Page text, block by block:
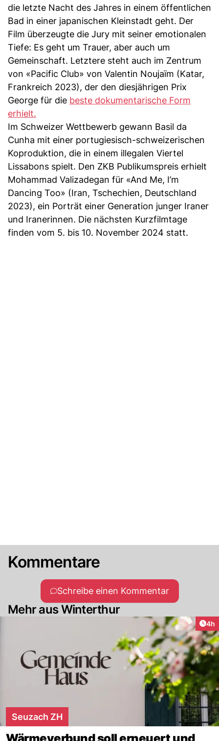
die letzte Nacht des Jahres in einem öffentlichen
Bad in einer japanischen Kleinstadt geht. Der
Film überzeugte die Jury mit seiner emotionalen
Tiefe: Es geht um Trauer, aber auch um
Gemeinschaft. Letztere steht auch im Zentrum
von «Pacific Club» von Valentin Noujaïm (Katar,
Frankreich 2023), der den diesjährigen Prix
George für die beste dokumentarische Form
erhielt.
Im Schweizer Wettbewerb gewann Basil da
Cunha mit einer portugiesisch-schweizerischen
Koproduktion, die in einem illegalen Viertel
Lissabons spielt. Den ZKB Publikumspreis erhielt
Mohammad Valizadegan für «And Me, I’m
Dancing Too» (Iran, Tschechien, Deutschland
2023), ein Porträt einer Generation junger Iraner
und Iranerinnen. Die nächsten Kurzfilmtage
finden vom 5. bis 10. November 2024 statt.
Kommentare
Schreibe einen Kommentar
Mehr aus Winterthur
4h
Seuzach ZH